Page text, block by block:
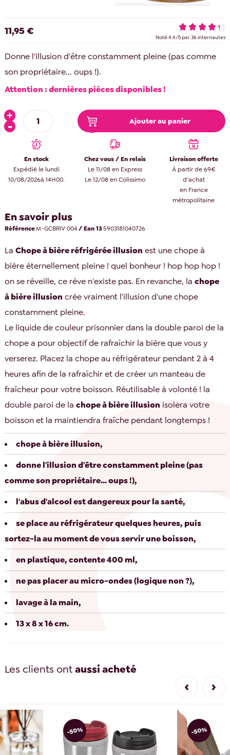
11,95 €
Noté4.4/5par36internautes
Donne l'illusion d'être constamment pleine (pas comme
son propriétaire... oups !).
Attention : dernières pièces disponibles !
Ajouter au panier
En stock
Expédié le lundi
10/08/2026à 14H00.
Chez vous / En relais
Le 11/08 en Express
Le 12/08 en Colissimo
Livraison offerte
À partir de 69€
d’achat
en France
métropolitaine
En savoir plus
RéférenceM-GCBRIV 004 / Ean 135903181040726
LaChope à bière réfrigérée illusion est une chope à
bière éternellement pleine ! quel bonheur ! hop hop hop !
on se réveille, ce rève n'existe pas. En revanche, lachope
à bière illusion crée vraiment l'illusion d'une chope
constamment pleine.
Le liquide de couleur prisonnier dans la double paroi de la
chope a pour objectif de rafraîchir la bière que vous y
verserez. Placez la chope au réfrigérateur pendant 2 à 4
heures afin de la rafraîchir et de créer un manteau de
fraîcheur pour votre boisson. Réutilisable à volonté ! la
double paroi de lachope à bière illusion isolera votre
boisson et la maintiendra fraîche pendant longtemps !
chope à bière illusion,
donne l'illusion d'être constamment pleine (pas
comme son propriétaire... oups !),
l'abus d'alcool est dangereux pour la santé,
se place au réfrigérateur quelques heures, puis
sortez-la au moment de vous servir une boisson,
en plastique, contente 400 ml,
ne pas placer au micro-ondes (logique non ?),
lavage à la main,
13 x 8 x 16 cm.
Les clients ontaussi acheté
-50% -50%